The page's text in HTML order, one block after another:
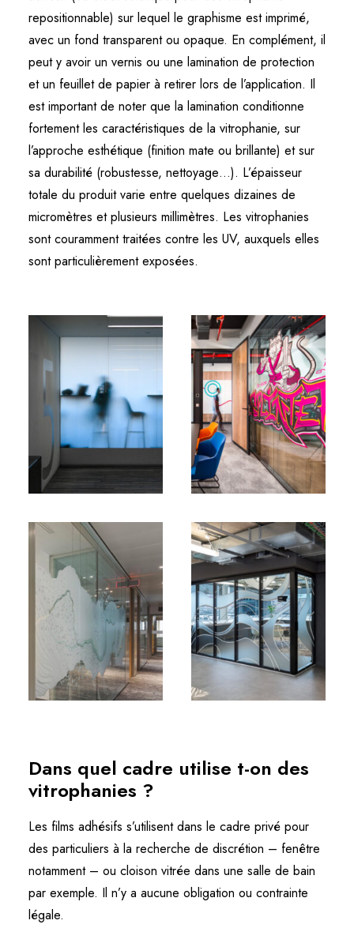
repositionnable) sur lequel le graphisme est imprimé,
avec un fond transparent ou opaque. En complément, il
peut y avoir un vernis ou une lamination de protection
et un feuillet de papier à retirer lors de l’application. Il
est important de noter que la lamination conditionne
fortement les caractéristiques de la vitrophanie, sur
l’approche esthétique (finition mate ou brillante) et sur
sa durabilité (robustesse, nettoyage…). L’épaisseur
totale du produit varie entre quelques dizaines de
micromètres et plusieurs millimètres. Les vitrophanies
sont couramment traitées contre les UV, auxquels elles
sont particulièrement exposées.
Dans quel cadre utilise t-on des
vitrophanies ?
Les films adhésifs s’utilisent dans le cadre privé pour
des particuliers à la recherche de discrétion – fenêtre
notamment – ou cloison vitrée dans une salle de bain
par exemple. Il n’y a aucune obligation ou contrainte
légale.